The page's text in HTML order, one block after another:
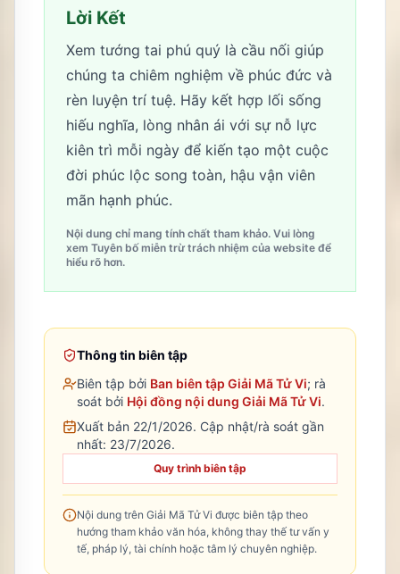
Lời Kết
Xem tướng tai phú quý là cầu nối giúp
chúng ta chiêm nghiệm về phúc đức và
rèn luyện trí tuệ. Hãy kết hợp lối sống
hiếu nghĩa, lòng nhân ái với sự nỗ lực
kiên trì mỗi ngày để kiến tạo một cuộc
đời phúc lộc song toàn, hậu vận viên
mãn hạnh phúc.
Nội dung chỉ mang tính chất tham khảo. Vui lòng
xem Tuyên bố miễn trừ trách nhiệm của website để
hiểu rõ hơn.
Thông tin biên tập
Biên tập bởi Ban biên tập Giải Mã Tử Vi; rà
soát bởi Hội đồng nội dung Giải Mã Tử Vi.
Xuất bản 22/1/2026. Cập nhật/rà soát gần
nhất: 23/7/2026.
Quy trình biên tập
Nội dung trên Giải Mã Tử Vi được biên tập theo
hướng tham khảo văn hóa, không thay thế tư vấn y
tế, pháp lý, tài chính hoặc tâm lý chuyên nghiệp.